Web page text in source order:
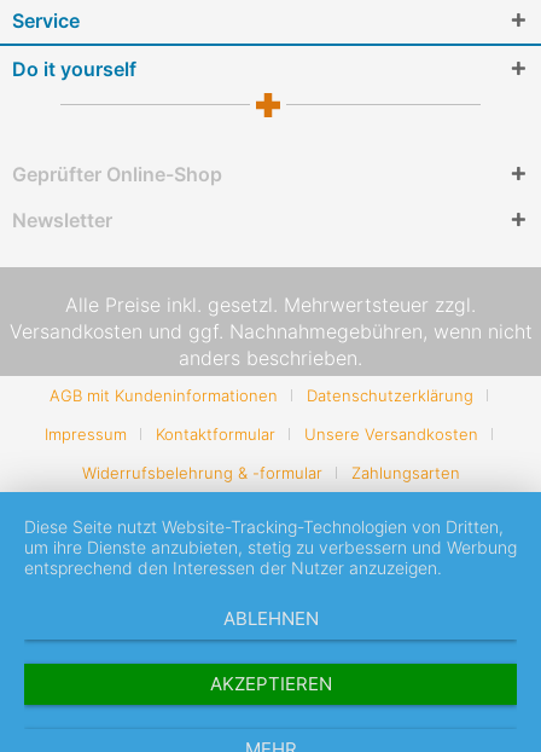
Service
Do it yourself
Geprüfter Online-Shop
Newsletter
Alle Preise inkl. gesetzl. Mehrwertsteuer zzgl.
Versandkosten und ggf. Nachnahmegebühren, wenn nicht
anders beschrieben.
AGB mit Kundeninformationen
Datenschutzerklärung
Impressum
Kontaktformular
Unsere Versandkosten
Widerrufsbelehrung & -formular
Zahlungsarten
Diese Seite nutzt Website-Tracking-Technologien von Dritten,
um ihre Dienste anzubieten, stetig zu verbessern und Werbung
entsprechend den Interessen der Nutzer anzuzeigen.
ABLEHNEN
AKZEPTIEREN